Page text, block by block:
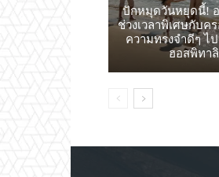
ปักหมุดวันหยุดนี้!
ช่วงเวลาพิเศษกับค
ความทรงจำดีๆ ไ
ฮอสพิทา